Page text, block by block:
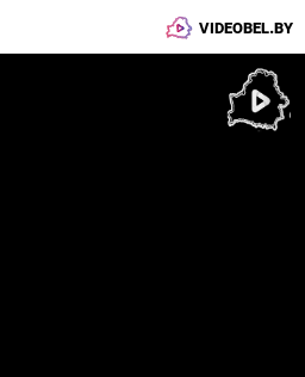
VIDEOBEL.BY